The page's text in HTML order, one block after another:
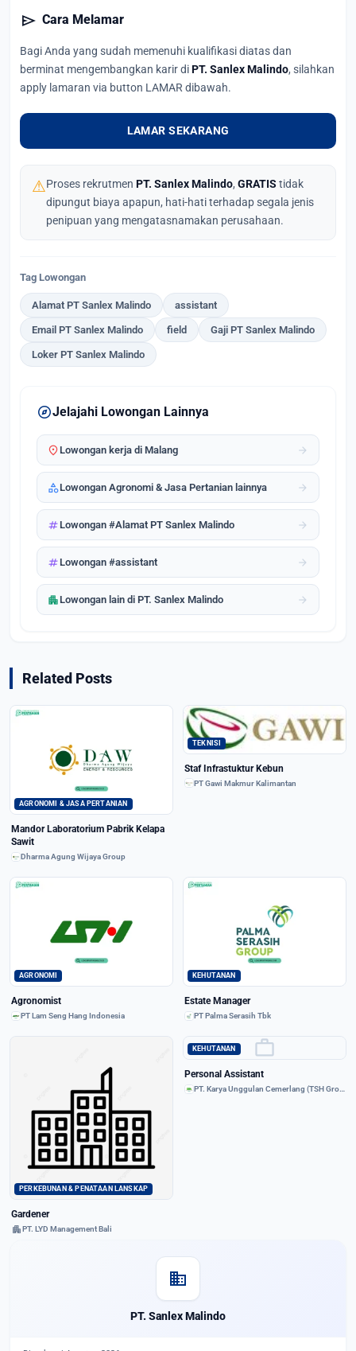
send Cara Melamar
Bagi Anda yang sudah memenuhi kualifikasi diatas dan
berminat mengembangkan karir diPT. Sanlex Malindo, silahkan
apply lamaran via button LAMAR dibawah.
LAMAR SEKARANG
⚠Proses rekrutmen PT. Sanlex Malindo, GRATIS tidak
dipungut biaya apapun, hati-hati terhadap segala jenis
penipuan yang mengatasnamakan perusahaan.
Tag Lowongan
Alamat PT Sanlex Malindo assistant
Email PT Sanlex Malindo field Gaji PT Sanlex Malindo
Loker PT Sanlex Malindo
exploreJelajahi Lowongan Lainnya
location_onLowongan kerja di Malang arrow_forward
categoryLowongan Agronomi & Jasa Pertanian lainnya arrow_forward
tagLowongan #Alamat PT Sanlex Malindo arrow_forward
tagLowongan #assistant arrow_forward
apartmentLowongan lain di PT. Sanlex Malindo arrow_forward
Related Posts
AGRONOMI & JASA PERTANIAN
Mandor Laboratorium Pabrik Kelapa
Sawit
Dharma Agung Wijaya Group
TEKNISI
Staf Infrastuktur Kebun
PT Gawi Makmur Kalimantan
AGRONOMI
Agronomist
PT Lam Seng Hang Indonesia
KEHUTANAN
Estate Manager
PT Palma Serasih Tbk
PERKEBUNAN & PENATAAN LANSKAP
Gardener
apartmentPT. LYD Management Bali
work
KEHUTANAN
Personal Assistant
PT. Karya Unggulan Cemerlang (TSH Group)
domain
PT. Sanlex Malindo